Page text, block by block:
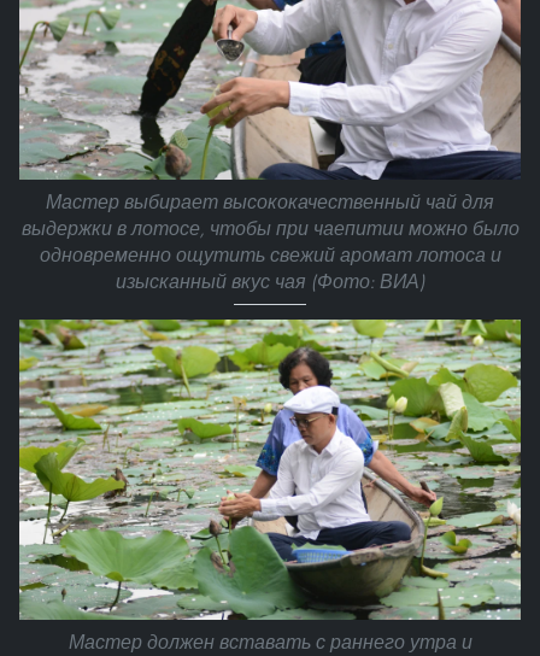
Мастер выбирает высококачественный чай для
выдержки в лотосе, чтобы при чаепитии можно было
одновременно ощутить свежий аромат лотоса и
изысканный вкус чая (Фото: ВИА)
Мастер должен вставать с раннего утра и